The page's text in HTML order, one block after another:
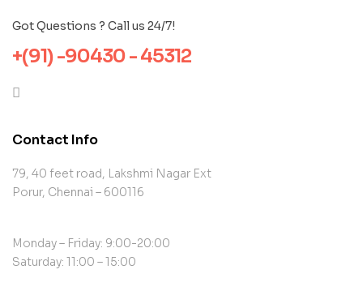
Got Questions ? Call us 24/7!
+(91) -90430 - 45312
Contact Info
79, 40 feet road, Lakshmi Nagar Ext
Porur, Chennai – 600116
Monday – Friday: 9:00-20:00
Saturday: 11:00 – 15:00